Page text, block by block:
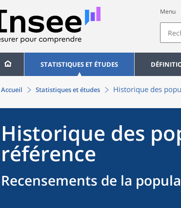
Menu
STATISTIQUES ET ÉTUDES
Accueil Statistiques et études Historique des
Historique des
référence
Recensements de la